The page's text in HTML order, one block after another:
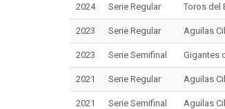
2024 Serie Regular Toros del
2023 Serie Regular Aguilas
2023 Serie Semifinal Gigantes
2021 Serie Regular Aguilas
2021 Serie Semifinal Aguilas